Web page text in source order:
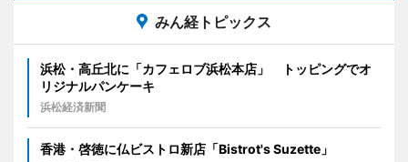
みん経トピックス
浜松・高丘北に「カフェロブ浜松本店」 トッピングでオ
リジナルパンケーキ
浜松経済新聞
香港・啓徳に仏ビストロ新店「Bistrot's Suzette」